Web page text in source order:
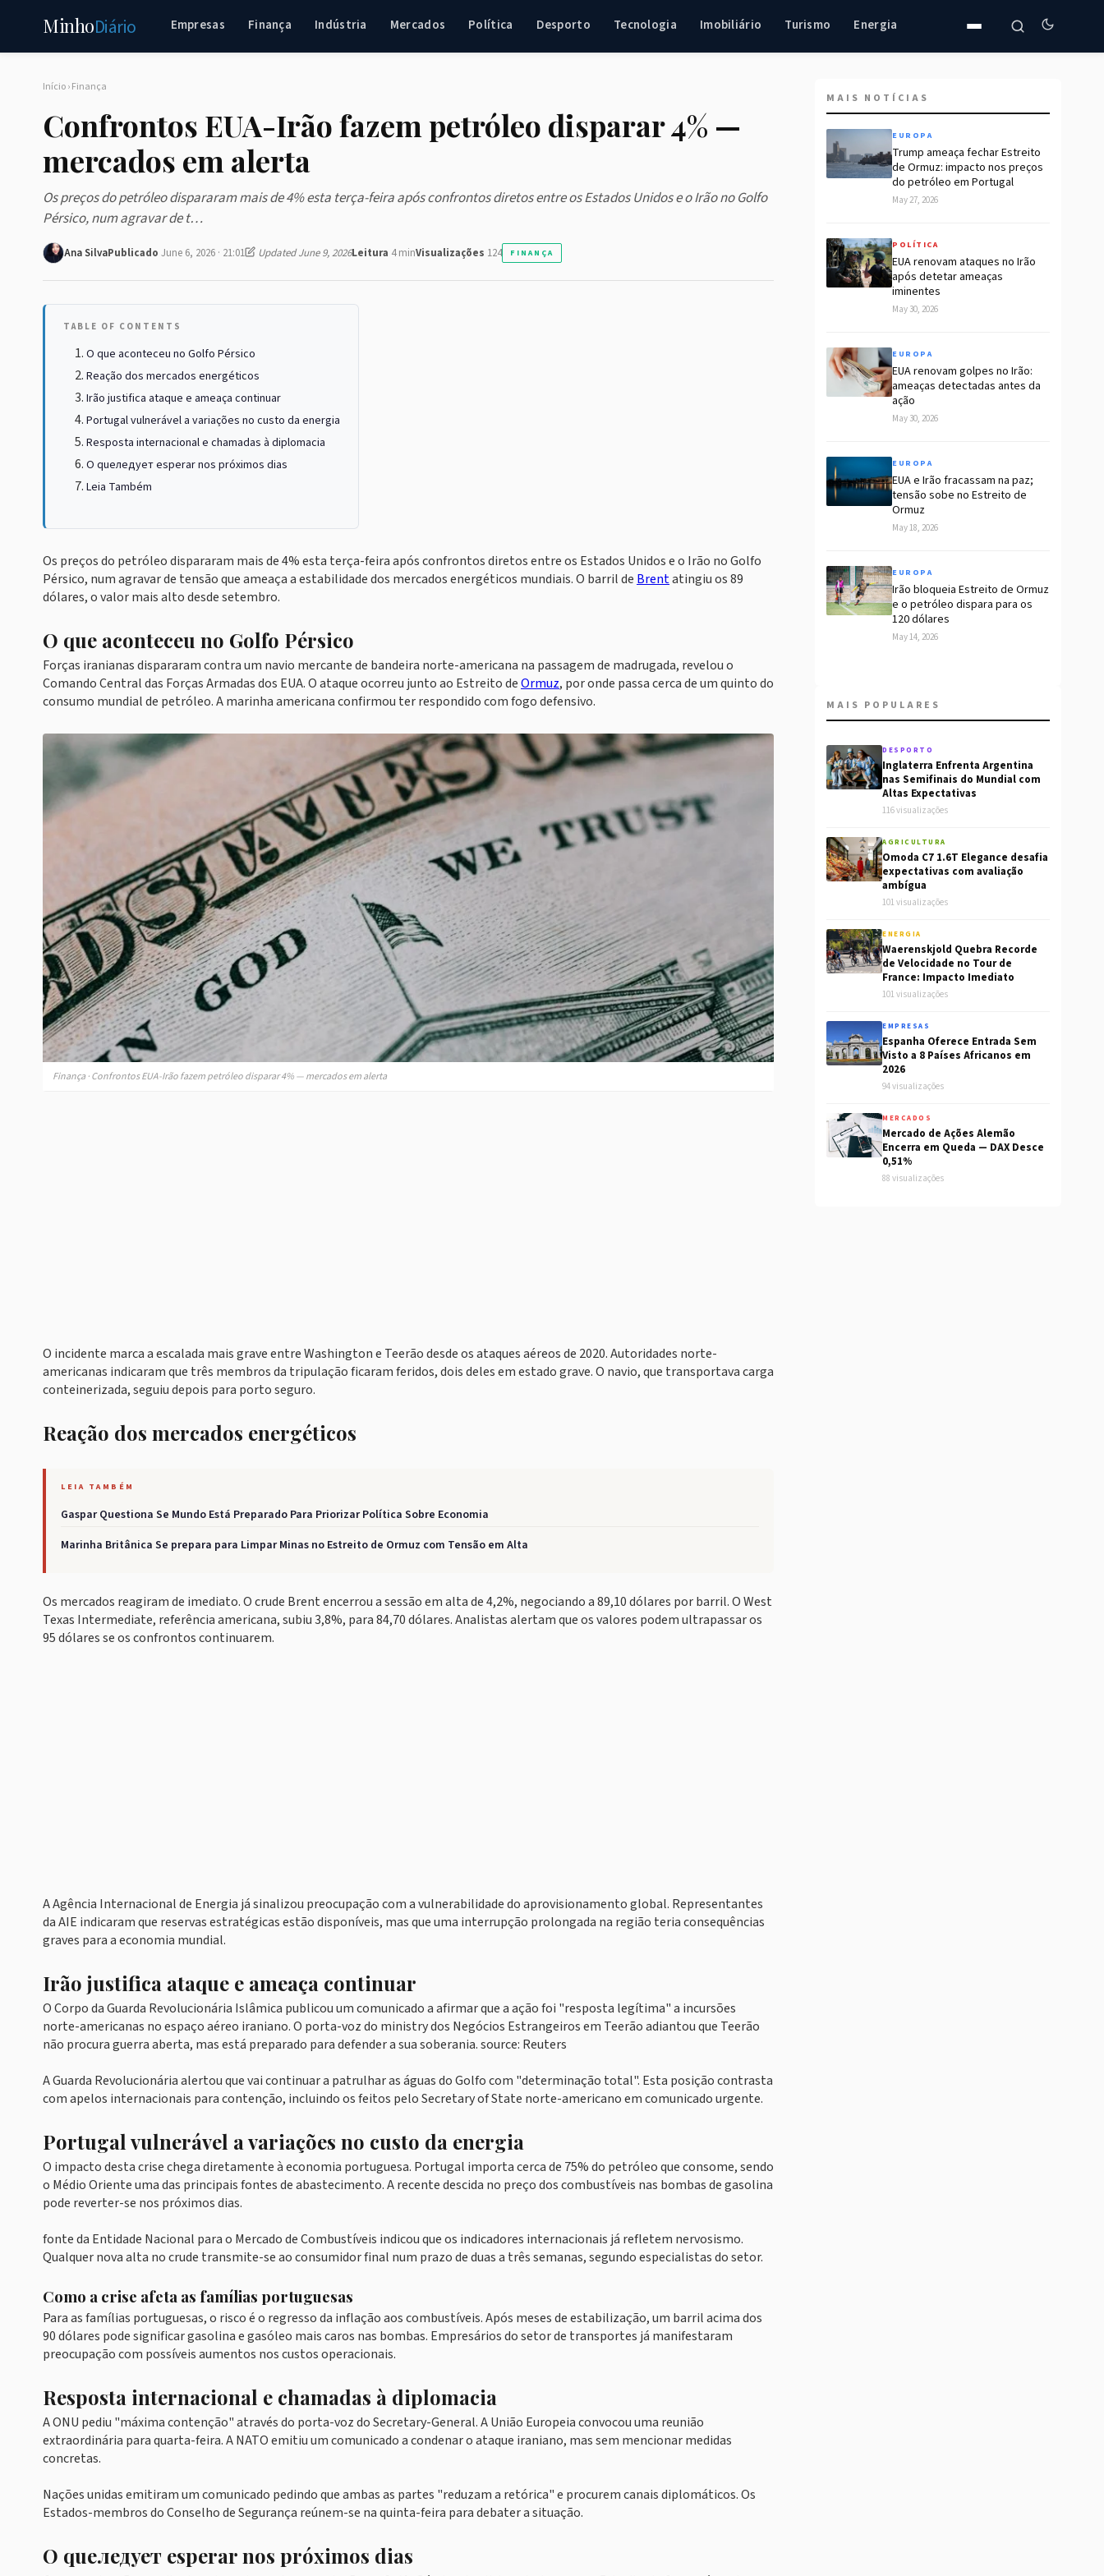
MinhoDiário Empresas Finança Indústria Mercados Política Desporto Tecnologia Imobiliário Turismo Energia
Início›Finança
Confrontos EUA-Irão fazem petróleo disparar 4% —
mercados em alerta
Os preços do petróleo dispararam mais de 4% esta terça-feira após confrontos diretos entre os Estados Unidos e o Irão no Golfo
Pérsico, num agravar de t…
Ana SilvaPublicado June 6, 2026 · 21:01 Updated June 9, 2026Leitura 4 minVisualizações 124 FINANÇA
TABLE OF CONTENTS
O que aconteceu no Golfo Pérsico
Reação dos mercados energéticos
Irão justifica ataque e ameaça continuar
Portugal vulnerável a variações no custo da energia
Resposta internacional e chamadas à diplomacia
O queледует esperar nos próximos dias
Leia Também
Os preços do petróleo dispararam mais de 4% esta terça-feira após confrontos diretos entre os Estados Unidos e o Irão no Golfo
Pérsico, num agravar de tensão que ameaça a estabilidade dos mercados energéticos mundiais. O barril de Brentatingiu os 89
dólares, o valor mais alto desde setembro.
O que aconteceu no Golfo Pérsico
Forças iranianas dispararam contra um navio mercante de bandeira norte-americana na passagem de madrugada, revelou o
Comando Central das Forças Armadas dos EUA. O ataque ocorreu junto ao Estreito deOrmuz, por onde passa cerca de um quinto do
consumo mundial de petróleo. A marinha americana confirmou ter respondido com fogo defensivo.
Finança · Confrontos EUA-Irão fazem petróleo disparar 4% — mercados em alerta
O incidente marca a escalada mais grave entre Washington e Teerão desde os ataques aéreos de 2020. Autoridades norte-
americanas indicaram que três membros da tripulação ficaram feridos, dois deles em estado grave. O navio, que transportava carga
conteinerizada, seguiu depois para porto seguro.
Reação dos mercados energéticos
LEIA TAMBÉM
Gaspar Questiona Se Mundo Está Preparado Para Priorizar Política Sobre Economia
Marinha Britânica Se prepara para Limpar Minas no Estreito de Ormuz com Tensão em Alta
Os mercados reagiram de imediato. O crude Brent encerrou a sessão em alta de 4,2%, negociando a 89,10 dólares por barril. O West
Texas Intermediate, referência americana, subiu 3,8%, para 84,70 dólares. Analistas alertam que os valores podem ultrapassar os
95 dólares se os confrontos continuarem.
A Agência Internacional de Energia já sinalizou preocupação com a vulnerabilidade do aprovisionamento global. Representantes
da AIE indicaram que reservas estratégicas estão disponíveis, mas que uma interrupção prolongada na região teria consequências
graves para a economia mundial.
Irão justifica ataque e ameaça continuar
O Corpo da Guarda Revolucionária Islâmica publicou um comunicado a afirmar que a ação foi "resposta legítima" a incursões
norte-americanas no espaço aéreo iraniano. O porta-voz do ministry dos Negócios Estrangeiros em Teerão adiantou que Teerão
não procura guerra aberta, mas está preparado para defender a sua soberania. source: Reuters
A Guarda Revolucionária alertou que vai continuar a patrulhar as águas do Golfo com "determinação total". Esta posição contrasta
com apelos internacionais para contenção, incluindo os feitos pelo Secretary of State norte-americano em comunicado urgente.
Portugal vulnerável a variações no custo da energia
O impacto desta crise chega diretamente à economia portuguesa. Portugal importa cerca de 75% do petróleo que consome, sendo
o Médio Oriente uma das principais fontes de abastecimento. A recente descida no preço dos combustíveis nas bombas de gasolina
pode reverter-se nos próximos dias.
fonte da Entidade Nacional para o Mercado de Combustíveis indicou que os indicadores internacionais já refletem nervosismo.
Qualquer nova alta no crude transmite-se ao consumidor final num prazo de duas a três semanas, segundo especialistas do setor.
Como a crise afeta as famílias portuguesas
Para as famílias portuguesas, o risco é o regresso da inflação aos combustíveis. Após meses de estabilização, um barril acima dos
90 dólares pode significar gasolina e gasóleo mais caros nas bombas. Empresários do setor de transportes já manifestaram
preocupação com possíveis aumentos nos custos operacionais.
Resposta internacional e chamadas à diplomacia
A ONU pediu "máxima contenção" através do porta-voz do Secretary-General. A União Europeia convocou uma reunião
extraordinária para quarta-feira. A NATO emitiu um comunicado a condenar o ataque iraniano, mas sem mencionar medidas
concretas.
Nações unidas emitiram um comunicado pedindo que ambas as partes "reduzam a retórica" e procurem canais diplomáticos. Os
Estados-membros do Conselho de Segurança reúnem-se na quinta-feira para debater a situação.
O queледует esperar nos próximos dias
MAIS NOTÍCIAS
EUROPA
Trump ameaça fechar Estreito
de Ormuz: impacto nos preços
do petróleo em Portugal
May 27, 2026
POLÍTICA
EUA renovam ataques no Irão
após detetar ameaças
iminentes
May 30, 2026
EUROPA
EUA renovam golpes no Irão:
ameaças detectadas antes da
ação
May 30, 2026
EUROPA
EUA e Irão fracassam na paz;
tensão sobe no Estreito de
Ormuz
May 18, 2026
EUROPA
Irão bloqueia Estreito de Ormuz
e o petróleo dispara para os
120 dólares
May 14, 2026
MAIS POPULARES
DESPORTO
Inglaterra Enfrenta Argentina
nas Semifinais do Mundial com
Altas Expectativas
116 visualizações
AGRICULTURA
Omoda C7 1.6T Elegance desafia
expectativas com avaliação
ambígua
101 visualizações
ENERGIA
Waerenskjold Quebra Recorde
de Velocidade no Tour de
France: Impacto Imediato
101 visualizações
EMPRESAS
Espanha Oferece Entrada Sem
Visto a 8 Países Africanos em
2026
94 visualizações
MERCADOS
Mercado de Ações Alemão
Encerra em Queda — DAX Desce
0,51%
88 visualizações